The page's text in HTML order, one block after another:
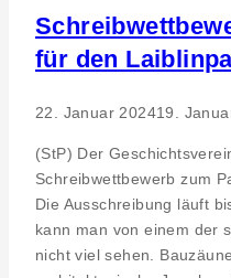
für den
22. Januar 202419.
(StP) Der
Schreibwettbewerb zum
Die Ausschreibung läuft
kann man von einem der
nicht viel sehen.